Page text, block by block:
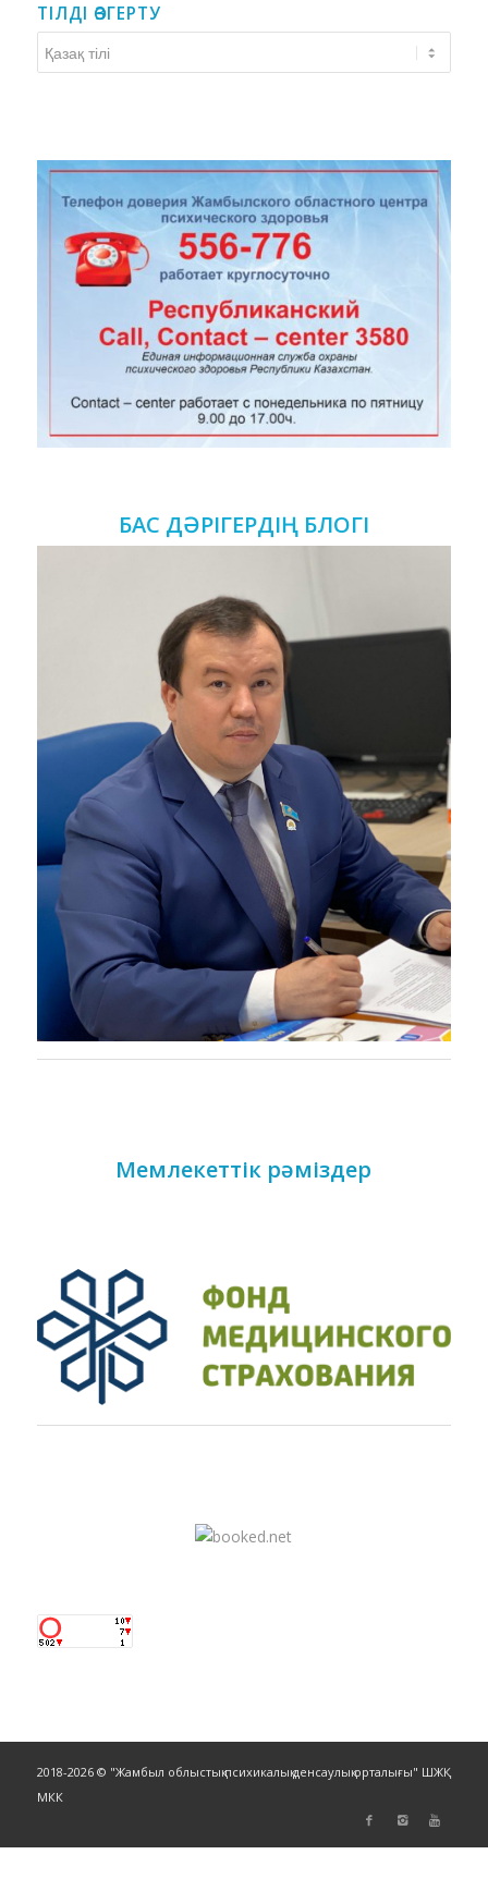
ТІЛДІ ӨЗГЕРТУ
өзгерту
БАС ДӘРІГЕРДІҢ БЛОГІ
Мемлекеттік рәміздер
2018-2026 © "Жамбыл облыстық психикалық денсаулық орталығы" ШЖҚ
МКК